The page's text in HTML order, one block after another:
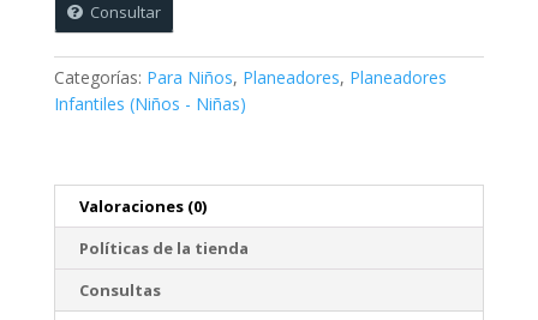
Consultar
Categorías: Para Niños, Planeadores, Planeadores
Infantiles (Niños - Niñas)
Valoraciones (0)
Políticas de la tienda
Consultas